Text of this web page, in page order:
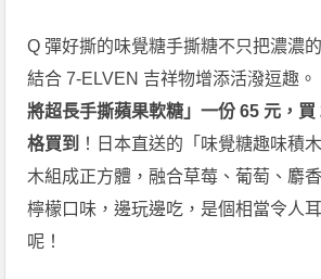
Q 彈好撕的味覺糖手撕糖不只把濃濃
結合 7-ELVEN 吉祥物增添活潑逗趣。
將超長手撕蘋果軟糖」一份 65 元，買
格買到
！日本直送的「味覺糖趣味積
木組成正方體，融合草莓、葡萄、麝
檸檬口味，邊玩邊吃，是個相當令人
呢！